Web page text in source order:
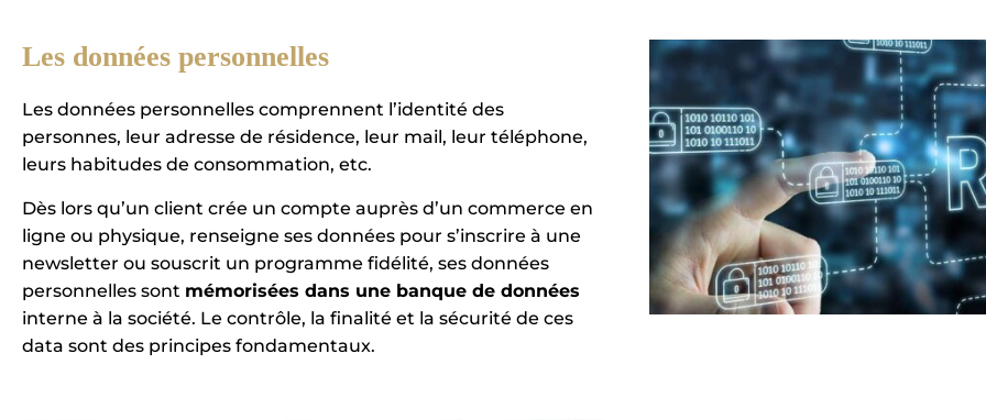
Les données personnelles
Les données personnelles comprennent l’identité des
personnes, leur adresse de résidence, leur mail, leur téléphone,
leurs habitudes de consommation, etc.
Dès lors qu’un client crée un compte auprès d’un commerce en
ligne ou physique, renseigne ses données pour s’inscrire à une
newsletter ou souscrit un programme fidélité, ses données
personnelles sont mémorisées dans une banque de données
interne à la société. Le contrôle, la finalité et la sécurité de ces
data sont des principes fondamentaux.